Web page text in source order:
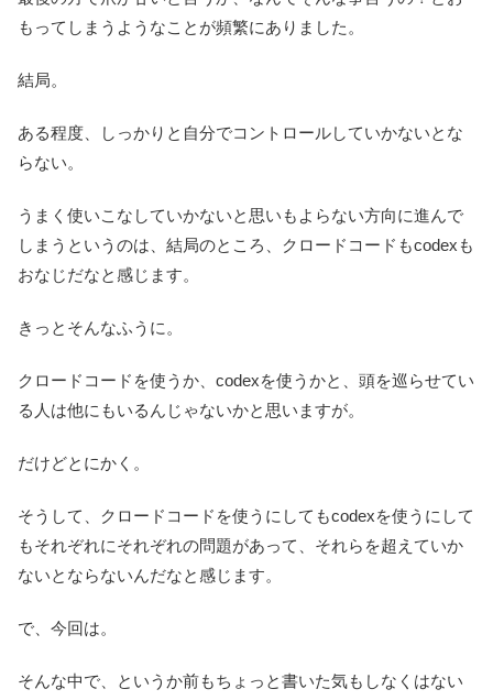
もってしまうようなことが頻繁にありました。
結局。
ある程度、しっかりと自分でコントロールしていかないとな
らない。
うまく使いこなしていかないと思いもよらない方向に進んで
しまうというのは、結局のところ、クロードコードもcodexも
おなじだなと感じます。
きっとそんなふうに。
クロードコードを使うか、codexを使うかと、頭を巡らせてい
る人は他にもいるんじゃないかと思いますが。
だけどとにかく。
そうして、クロードコードを使うにしてもcodexを使うにして
もそれぞれにそれぞれの問題があって、それらを超えていか
ないとならないんだなと感じます。
で、今回は。
そんな中で、というか前もちょっと書いた気もしなくはない